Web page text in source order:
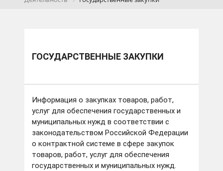
ГОСУДАРСТВЕННЫЕ ЗАКУПКИ
Информация о закупках товаров, работ,
услуг для обеспечения государственных и
муниципальных нужд в соответствии с
законодательством Российской Федерации
о контрактной системе в сфере закупок
товаров, работ, услуг для обеспечения
государственных и муниципальных нужд.